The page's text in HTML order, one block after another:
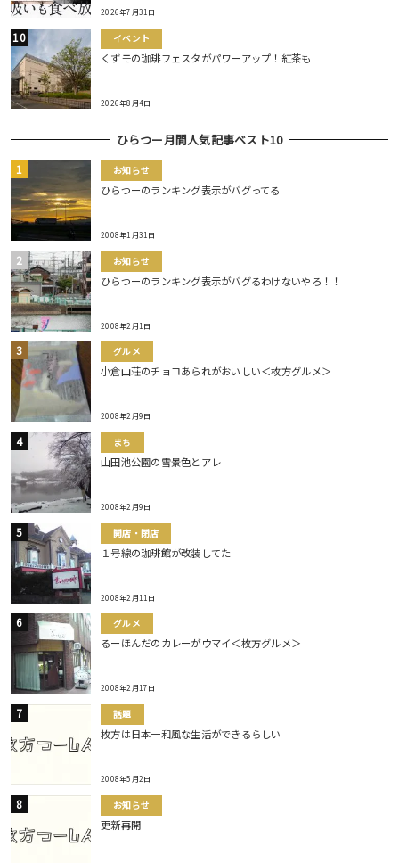
2026年7月31日
イベント
くずモの珈琲フェスタがパワーアップ！紅茶も
2026年8月4日
ひらつー月間人気記事ベスト10
お知らせ
ひらつーのランキング表示がバグってる
2008年1月31日
お知らせ
ひらつーのランキング表示がバグるわけないやろ！！
2008年2月1日
グルメ
小倉山荘のチョコあられがおいしい＜枚方グルメ＞
2008年2月9日
まち
山田池公園の雪景色とアレ
2008年2月9日
開店・閉店
１号線の珈琲館が改装してた
2008年2月11日
グルメ
るーほんだのカレーがウマイ＜枚方グルメ＞
2008年2月17日
話題
枚方は日本一和風な生活ができるらしい
2008年5月2日
お知らせ
更新再開